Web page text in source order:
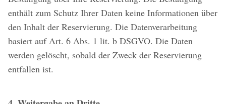
enthält zum Schutz Ihrer Daten keine Informationen über
den Inhalt der Reservierung. Die Datenverarbeitung
basiert auf Art. 6 Abs. 1 lit. b DSGVO. Die Daten
werden gelöscht, sobald der Zweck der Reservierung
entfallen ist.